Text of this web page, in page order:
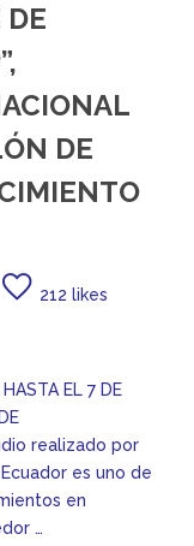
DE
DE
212 likes
EL 7 DE
realizado por
es uno de
en
…